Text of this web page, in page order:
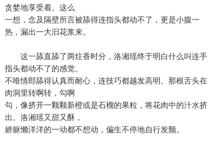
贪婪地享受着。这么
一想，念及隔壁所言被舔得连指头都动不了，更是小腹一
热，漏出一大汩花浆来。
这一舔直舔了两炷香时分，洛湘瑶终于明白什么叫连手
指头都动不了的感觉。
不唯情郎舔得认真而耐心，连技巧都越发高明。那根舌头在
肉洞里转啊转，勾啊
勾，像挤开一颗颗新橙或是石榴的果粒，将花肉中的汁水挤
出。洛湘瑶又甜又酥，
娇躯懒洋洋的一动都不想动，偏生不停地自行发颤。